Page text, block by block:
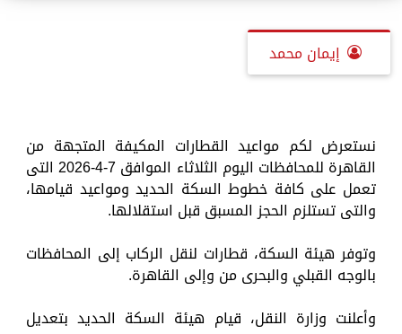
إيمان محمد
نستعرض لكم مواعيد القطارات المكيفة المتجهة من
القاهرة للمحافظات اليوم الثلاثاء الموافق 7-4-2026 التى
تعمل على كافة خطوط السكة الحديد ومواعيد قيامها،
والتى تستلزم الحجز المسبق قبل استقلالها.
وتوفر هيئة السكة، قطارات لنقل الركاب إلى المحافظات
بالوجه القبلي والبحرى من وإلى القاهرة.
وأعلنت وزارة النقل، قيام هيئة السكة الحديد بتعديل